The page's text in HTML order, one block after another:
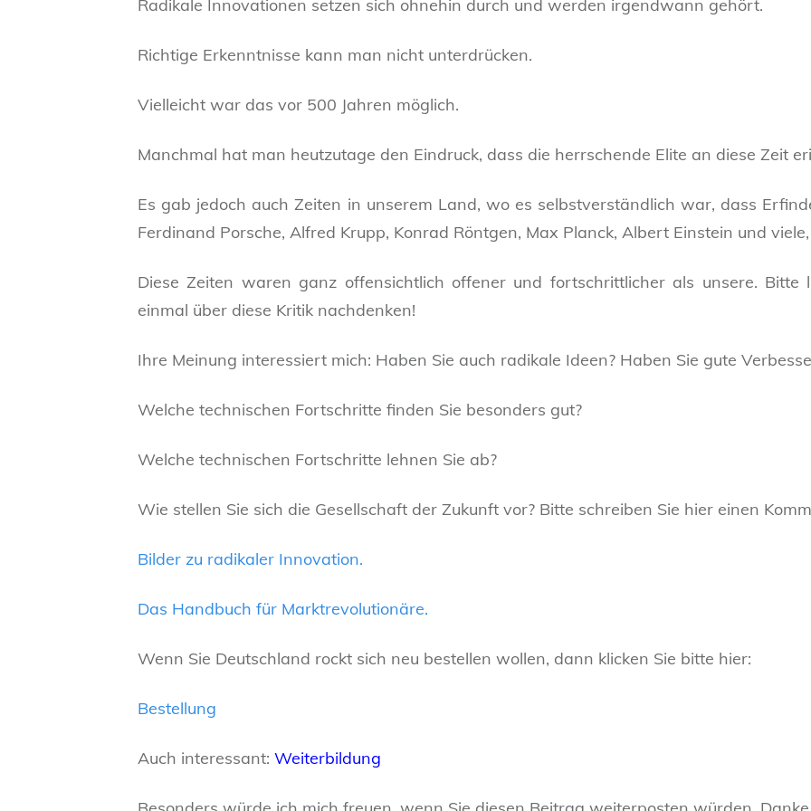
Radikale Innovationen setzen sich ohnehin durch und werden irgendwann gehört.
Richtige Erkenntnisse kann man nicht unterdrücken.
Vielleicht war das vor 500 Jahren möglich.
Manchmal hat man heutzutage den Eindruck, dass die herrschende Elite an diese Zeit
Es gab jedoch auch Zeiten in unserem Land, wo es selbstverständlich war, dass
Ferdinand Porsche, Alfred Krupp, Konrad Röntgen, Max Planck, Albert Einstein und
Diese Zeiten waren ganz offensichtlich offener und fortschrittlicher als unsere. Bitte
einmal über diese Kritik nachdenken!
Ihre Meinung interessiert mich: Haben Sie auch radikale Ideen? Haben Sie gute
Welche technischen Fortschritte finden Sie besonders gut?
Welche technischen Fortschritte lehnen Sie ab?
Wie stellen Sie sich die Gesellschaft der Zukunft vor? Bitte schreiben Sie hier einen
Bilder zu radikaler Innovation.
Das Handbuch für Marktrevolutionäre.
Wenn Sie Deutschland rockt sich neu bestellen wollen, dann klicken Sie bitte hier:
Bestellung
Auch interessant: Weiterbildung